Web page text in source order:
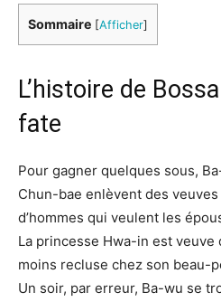
Sommaire [Afficher]
L’histoire de
fate
Pour gagner quelques sous,
Chun-bae enlèvent des
d’hommes qui veulent les
La princesse Hwa-in est veuve
moins recluse chez son beau-
Un soir, par erreur, Ba-wu se